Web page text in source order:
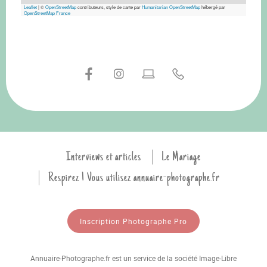
Leaflet|©OpenStreetMapcontributeurs, style de carte parHumanitarian OpenStreetMaphébergé par
OpenStreetMap France
Interviews et articles
Le Mariage
Respirez ! Vous utilisez annuaire-photographe.fr
Inscription Photographe Pro
Annuaire-Photographe.fr est un service de la société Image-Libre